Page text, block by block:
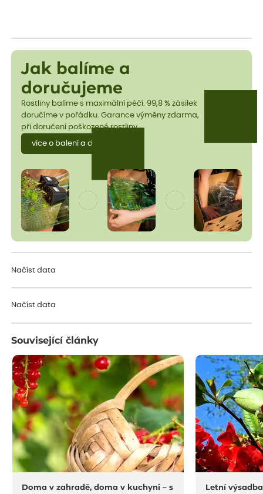
Jak balíme a
doručujeme
Rostliny balíme s maximální péčí. 99,8 % zásilek
doručíme v pořádku. Garance výměny zdarma,
při doručení poškozené rostliny.
více o balení a dopravě
Načíst data
Načíst data
Související články
Doma v zahradě, doma v kuchyni – s
Letní